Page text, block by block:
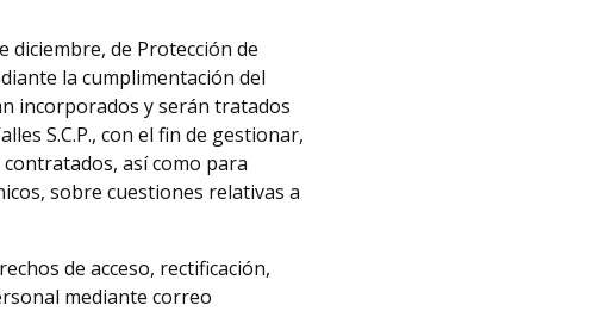
diciembre, de Protección de
la cumplimentación del
incorporados y serán tratados
S.C.P., con el fin de gestionar,
así como para
sobre cuestiones relativas a
de acceso, rectificación,
mediante correo